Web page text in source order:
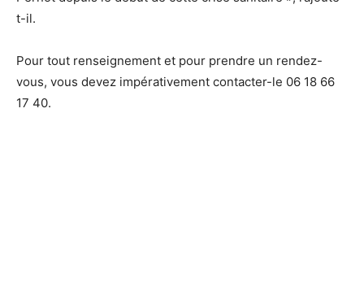
t-il.
Pour tout renseignement et pour prendre un rendez-
vous, vous devez impérativement contacter-le 06 18 66
17 40.